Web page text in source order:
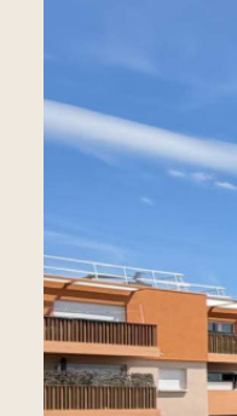
REJOINDRE
CONTACT